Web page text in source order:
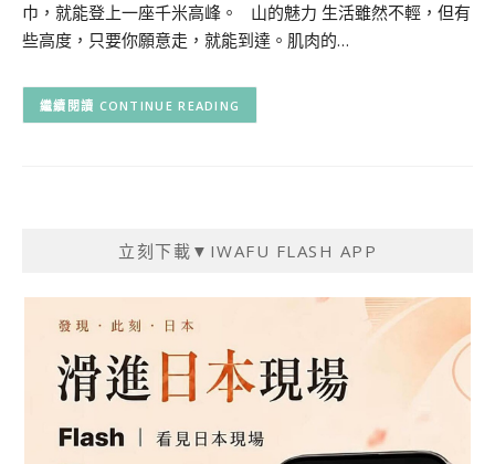
巾，就能登上一座千米高峰。 山的魅力 生活雖然不輕，但有
些高度，只要你願意走，就能到達。肌肉的…
CONTINUE READING
立刻下載▼IWAFU FLASH APP